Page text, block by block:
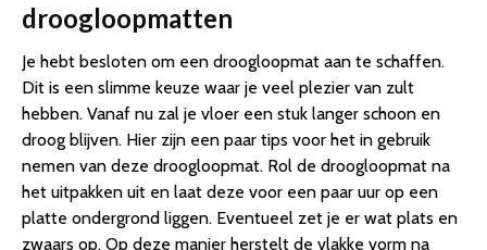
droogloopmatten
Je hebt besloten om een droogloopmat aan te schaffen.
Dit is een slimme keuze waar je veel plezier van zult
hebben. Vanaf nu zal je vloer een stuk langer schoon en
droog blijven. Hier zijn een paar tips voor het in gebruik
nemen van deze droogloopmat. Rol de droogloopmat na
het uitpakken uit en laat deze voor een paar uur op een
platte ondergrond liggen. Eventueel zet je er wat plats en
zwaars op. Op deze manier herstelt de vlakke vorm na